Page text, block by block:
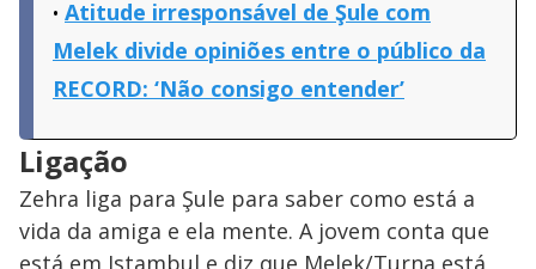
Atitude irresponsável de Şule com
Melek divide opiniões entre o público da
RECORD: ‘Não consigo entender’
Ligação
Zehra liga para Şule para saber como está a
vida da amiga e ela mente. A jovem conta que
está em Istambul e diz que Melek/Turna está